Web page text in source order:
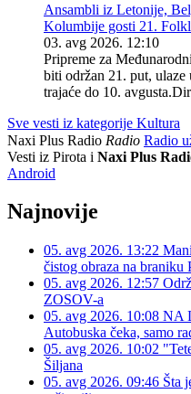
Ansambli iz Letonije,
Kolumbije gosti 21.
03. avg 2026. 12:10
Pripreme za
biti održan 21. put,
trajaće do 10.
Sve vesti iz kategorije Kultura
Naxi Plus Radio Radio Radio
Vesti iz Pirota i Naxi Plus
Android
Najnovije
05. avg 2026. 13:22
čistog obraza na braniku
05. avg 2026. 12:57
ZOSOV-a
05. avg 2026. 10:08 NA
Autobuska čeka, samo
05. avg 2026. 10:02
Šiljana
05. avg 2026. 09:46 Šta